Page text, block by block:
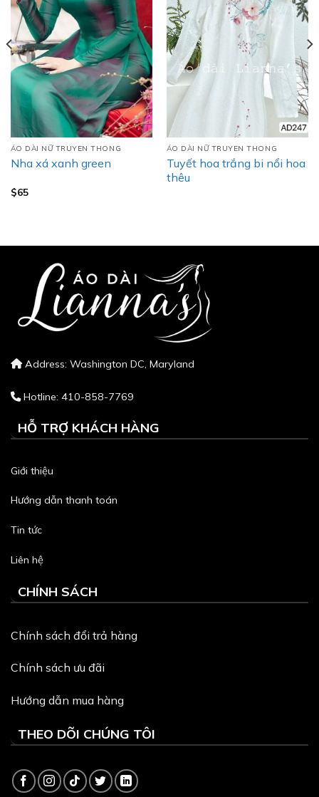
ÁO DÀI NỮ TRUYEN THONG
Nha xá xanh green
$65
ÁO DÀI NỮ TRUYEN THONG
Tuyết hoa trắng bi nổi hoa
thêu
Address: Washington DC, Maryland
Hotline: 410-858-7769
HỖ TRỢ KHÁCH HÀNG
Giới thiệu
Hướng dẫn thanh toán
Tin tức
Liên hệ
CHÍNH SÁCH
Chính sách đổi trả hàng
Chính sách ưu đãi
Hướng dẫn mua hàng
THEO DÕI CHÚNG TÔI